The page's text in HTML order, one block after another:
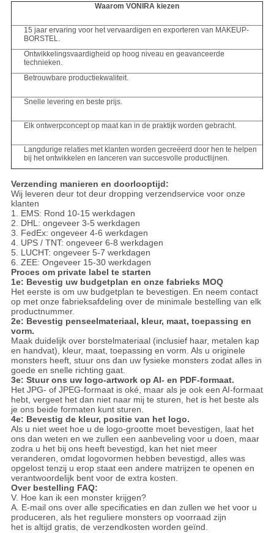
Waarom VONIRA kiezen
15 jaar ervaring voor het vervaardigen en exporteren van MAKEUP-
BORSTEL.
Ontwikkelingsvaardigheid op hoog niveau en geavanceerde
technieken.
Betrouwbare productiekwaliteit.
Snelle levering en beste prijs.
Elk ontwerpconcept op maat kan in de praktijk worden gebracht.
Langdurige relaties met klanten worden gecreëerd door hen te helpen
bij het ontwikkelen en lanceren van succesvolle productlijnen.
Verzending manieren en doorlooptijd:
Wij leveren deur tot deur dropping verzendservice voor onze
klanten
1. EMS: Rond 10-15 werkdagen
2. DHL: ongeveer 3-5 werkdagen
3. FedEx: ongeveer 4-6 werkdagen
4. UPS / TNT: ongeveer 6-8 werkdagen
5. LUCHT: ongeveer 5-7 werkdagen
6. ZEE: Ongeveer 15-30 werkdagen
Proces om private label te starten
1e: Bevestig uw budgetplan en onze fabrieks MOQ
Het eerste is om uw budgetplan te bevestigen. En neem contact
op met onze fabrieksafdeling over de minimale bestelling van elk
productnummer.
2e: Bevestig penseelmateriaal, kleur, maat, toepassing en
vorm.
Maak duidelijk over borstelmateriaal (inclusief haar, metalen kap
en handvat), kleur, maat, toepassing en vorm. Als u originele
monsters heeft, stuur ons dan uw fysieke monsters zodat alles in
goede en snelle richting gaat.
3e: Stuur ons uw logo-artwork op AI- en PDF-formaat.
Het JPG- of JPEG-formaat is oké, maar als je ook een AI-formaat
hebt, vergeet het dan niet naar mij te sturen, het is het beste als
je ons beide formaten kunt sturen.
4e: Bevestig de kleur, positie van het logo.
Als u niet weet hoe u de logo-grootte moet bevestigen, laat het
ons dan weten en we zullen een aanbeveling voor u doen, maar
zodra u het bij ons heeft bevestigd, kan het niet meer
veranderen, omdat logovormen hebben bevestigd, alles was
opgelost tenzij u erop staat een andere matrijzen te openen en
verantwoordelijk bent voor de extra kosten.
Over bestelling FAQ:
V. Hoe kan ik een monster krijgen?
A. E-mail ons over alle specificaties en dan zullen we het voor u
produceren, als het reguliere monsters op voorraad zijn
het is altijd gratis, de verzendkosten worden geïnd.